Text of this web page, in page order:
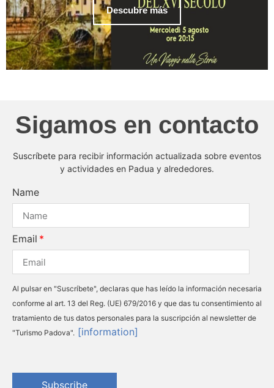
Descubre más
Sigamos en contacto
Suscríbete para recibir información actualizada sobre eventos
y actividades en Padua y alrededores.
Name
Email
Al pulsar en "Suscríbete", declaras que has leído la información necesaria
conforme al art. 13 del Reg. (UE) 679/2016 y que das tu consentimiento al
tratamiento de tus datos personales para la suscripción al newsletter de
"Turismo Padova". [information]
Subscribe